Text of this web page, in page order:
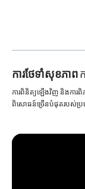
Studies, such
ការ​ថែទាំ​សុខភាព
ការពិនិត្យឡើងវិញ និងការ
ពិសោធន៍ច្រើនបំផុតរបស់ប្រ